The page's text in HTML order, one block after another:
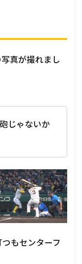
真が撮れまし
じゃないか
もセンターフ